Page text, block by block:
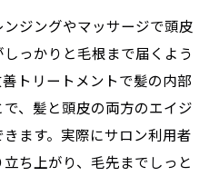
ジングやマッサージで頭皮
っかりと毛根まで届くよう
トリートメントで髪の内部
、髪と頭皮の両方のエイジ
ます。実際にサロン利用者
ち上がり、毛先までしっと